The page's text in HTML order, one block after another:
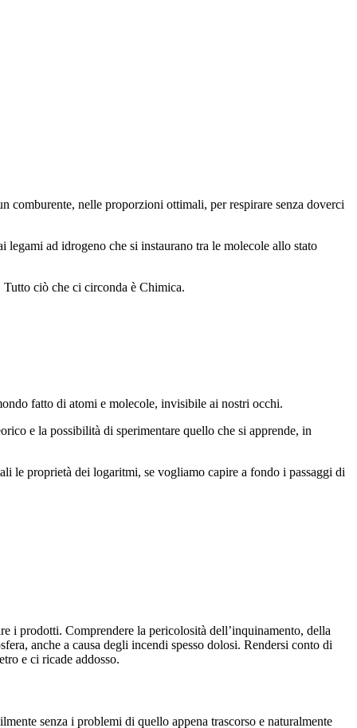
comburente, nelle proporzioni ottimali, per respirare senza doverci
legami ad idrogeno che si instaurano tra le molecole allo stato
ciò che ci circonda è Chimica.
fatto di atomi e molecole, invisibile ai nostri occhi.
e la possibilità di sperimentare quello che si apprende, in
le proprietà dei logaritmi, se vogliamo capire a fondo i passaggi di
i prodotti. Comprendere la pericolosità dell’inquinamento, della
anche a causa degli incendi spesso dolosi. Rendersi conto di
e ci ricade addosso.
senza i problemi di quello appena trascorso e naturalmente